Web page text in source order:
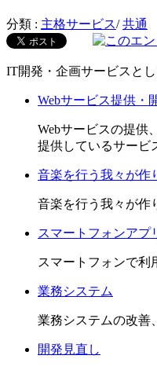
分類 : 主格サービス/共通
IT開発・企画サービスと
Webサービス提供・
Webサービスの提供
提供しているサービ
音楽を行う我々が作
音楽を行う我々が作
スマートフォンアプ
スマートフォンで利
業務システム
業務システムの改善
開発見直し